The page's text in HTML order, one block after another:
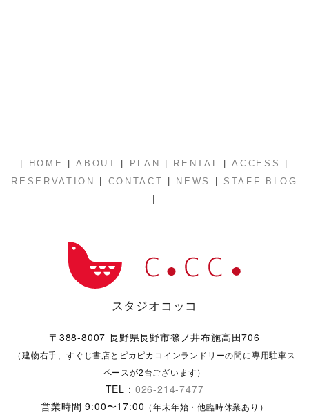
| HOME |ABOUT | PLAN | RENTAL |ACCESS |
RESERVATION | CONTACT | NEWS | STAFF BLOG
|
スタジオコッコ
〒388-8007 長野県長野市篠ノ井布施高田706
（建物右手、すぐじ書店とピカピカコインランドリーの間に専用駐車ス
ペースが2台ございます）
TEL： 026-214-7477
営業時間 9:00〜17:00 （年末年始・他臨時休業あり）